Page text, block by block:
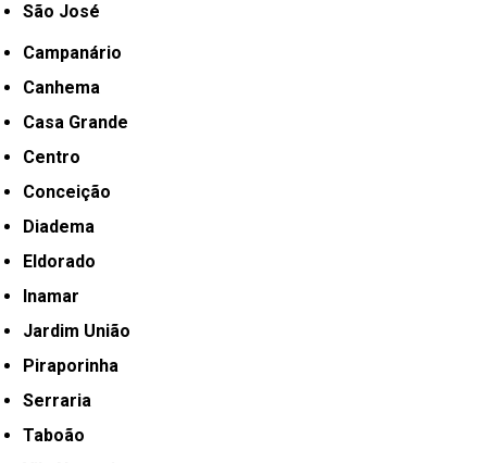
São José
Campanário
Canhema
Casa Grande
Centro
Conceição
Diadema
Eldorado
Inamar
Jardim União
Piraporinha
Serraria
Taboão